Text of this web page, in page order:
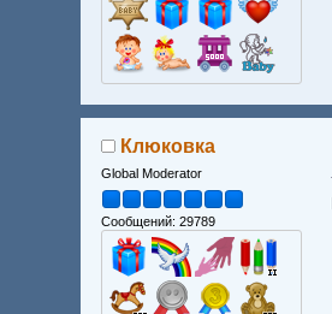
Клюковка
Global Moderator
Сообщений: 29789